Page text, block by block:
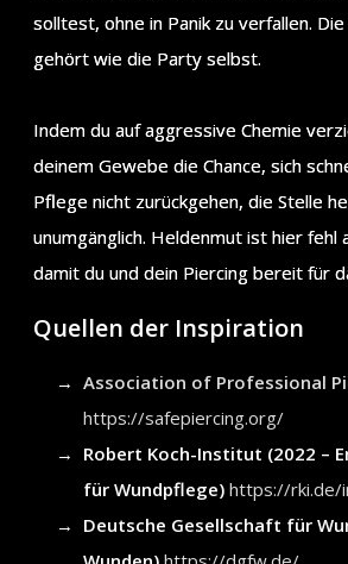
solltest, ohne in Panik zu verfallen.
gehört wie die Party selbst.
Indem du auf aggressive Chemie
deinem Gewebe die Chance, sich
Pflege nicht zurückgehen, die Stelle
unumgänglich. Heldenmut ist hier
damit du und dein Piercing bereit für
Quellen der Inspiration
Association of Professional
https://safepiercing.org/
Robert Koch-Institut (2022 –
für Wundpflege) https://rki.de/
Deutsche Gesellschaft für